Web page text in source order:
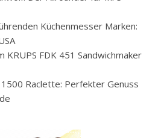
Küchenmesser Marken:
KRUPS FDK 451 Sandwichmaker
1500 Raclette: Perfekter Genuss